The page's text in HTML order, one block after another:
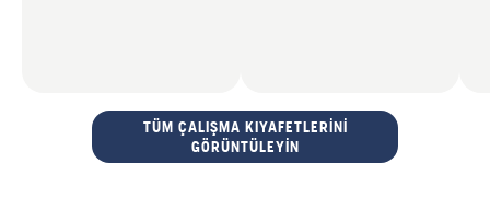
TÜM ÇALIŞMA KIYAFETLERINI
GÖRÜNTÜLEYIN